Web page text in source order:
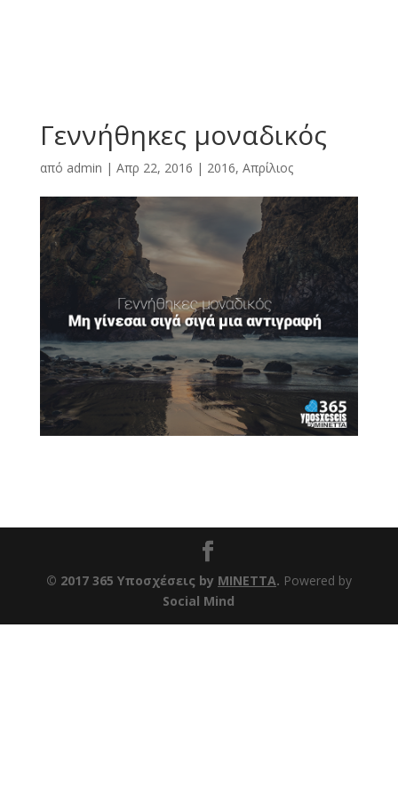
Γεννήθηκες μοναδικός
από admin | Απρ 22, 2016 | 2016, Απρίλιος
© 2017 365 Υποσχέσεις by ΜΙΝΕΤΤΑ. Powered by
Social Mind